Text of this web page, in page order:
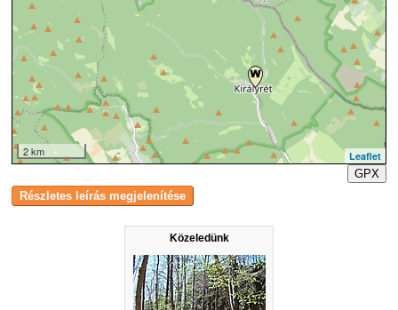
Közeledünk
2 km
Leaflet
GPX